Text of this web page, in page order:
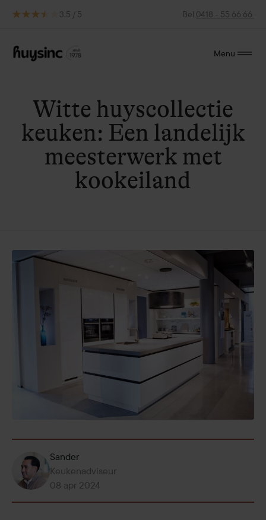
3.5 / 5 Bel 0418 - 55 66 66
Menu
Witte huyscollectie
keuken: Een landelijk
meesterwerk met
kookeiland
Sander
Keukenadviseur
08 apr 2024